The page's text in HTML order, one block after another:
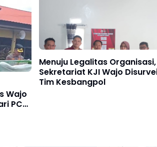
Wajo
PCL
Menuju Legalitas Organisasi,
Sekretariat KJI Wajo
Tim Kesbangpol